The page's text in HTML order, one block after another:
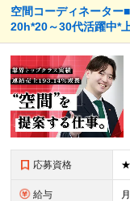
空間コーディネーター
20h*20～30代活躍中*
応募資格
給与